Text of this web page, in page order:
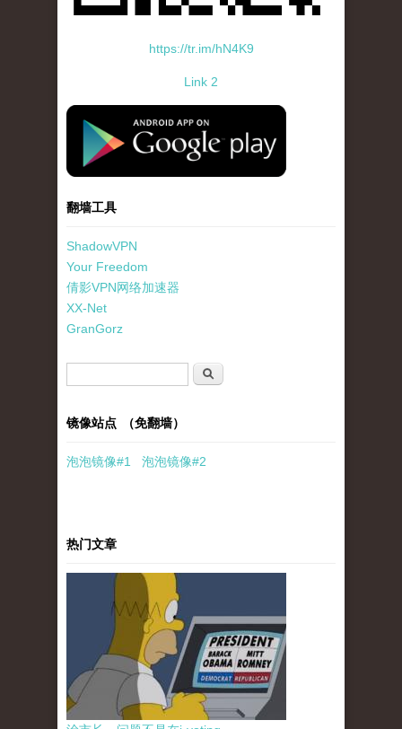
https://tr.im/hN4K9
Link 2
standard-icon-googleplay-app-store.png
翻墙工具
ShadowVPN
Your Freedom
倩影VPN网络加速器
XX-Net
GranGorz
搜索
镜像站点 （免翻墙）
泡泡镜像#1 泡泡镜像#2
热门文章